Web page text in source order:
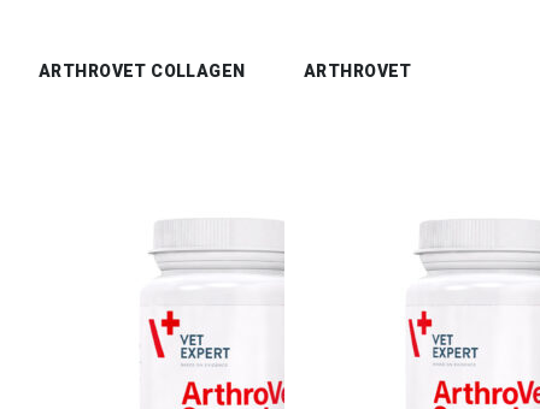
ARTHROVET COLLAGEN ARTHROVET